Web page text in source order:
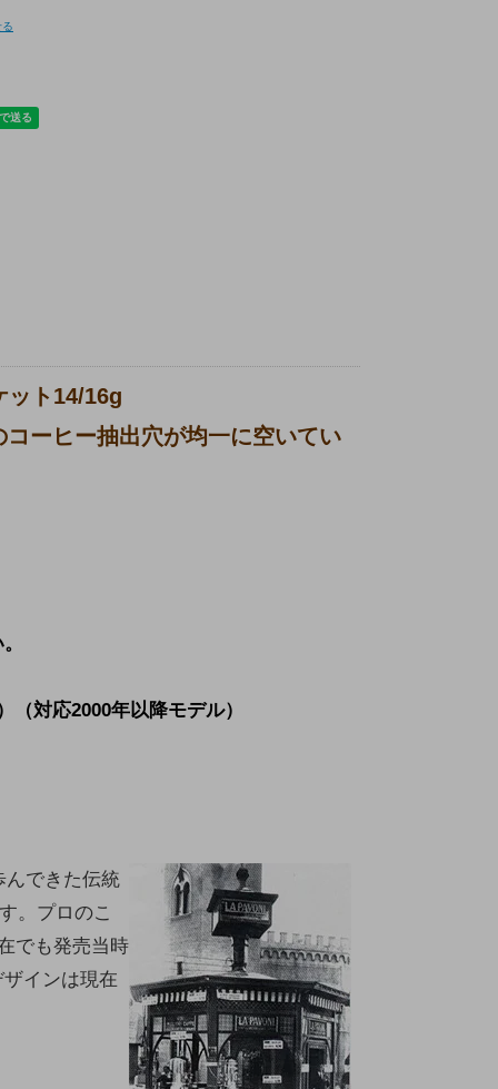
ット14/16g
ーヒー抽出穴が均一に空いてい
対応2000年以降モデル）
んできた伝統
。プロのこ
でも発売当時
インは現在